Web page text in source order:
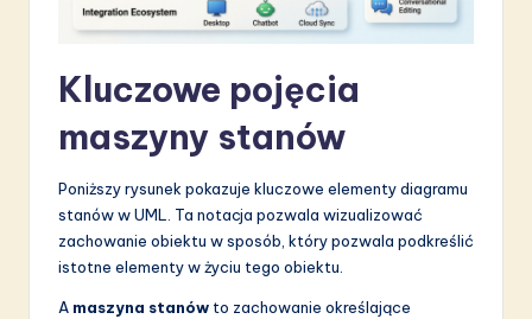
ti
o
Kluczowe pojęcia
maszyny stanów
Poniższy rysunek pokazuje kluczowe elementy diagramu
stanów w UML. Ta notacja pozwala wizualizować
zachowanie obiektu w sposób, który pozwala podkreślić
istotne elementy w życiu tego obiektu.
A maszyna stanów to zachowanie określające